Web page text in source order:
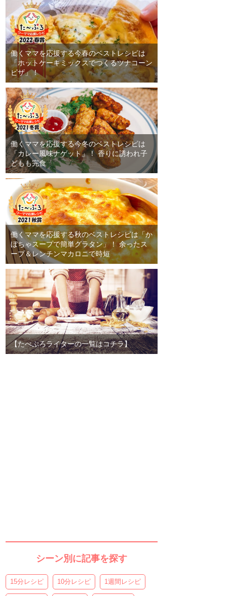
働くママを応援する今春のベストレシピは
「ホットケーキミックスでつくるツナコーン
ピザ」！
働くママを応援する今冬のベストレシピは
「カレー風味ナゲット」！ 香りに誘われ子
どもも完食
働くママを応援する秋のベストレシピは「か
ぼちゃスープで簡単グラタン」！ 余ったス
ープ＆レンチンマカロニで時短
【たべぷろライターの一覧はコチラ】
シーン別に記事を探す
15分レシピ 10分レシピ 1週間レシピ